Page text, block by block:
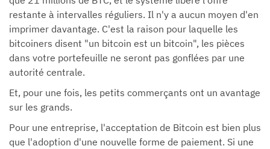
restante à intervalles réguliers. Il n'y a aucun moyen d'en
imprimer davantage. C'est la raison pour laquelle les
bitcoiners disent "un bitcoin est un bitcoin", les pièces
dans votre portefeuille ne seront pas gonflées par une
autorité centrale.
Et, pour une fois, les petits commerçants ont un avantage
sur les grands.
Pour une entreprise, l'acceptation de Bitcoin est bien plus
que l'adoption d'une nouvelle forme de paiement. Si une